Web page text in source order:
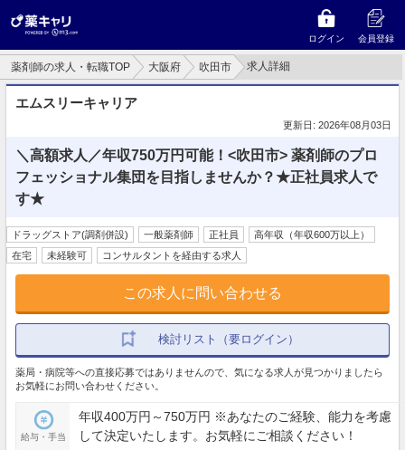
ログイン 会員登録
薬剤師の求人・転職TOP 大阪府 吹田市 求人詳細
エムスリーキャリア
更新日: 2026年08月03日
＼高額求人／年収750万円可能！<吹田市> 薬剤師のプロ
フェッショナル集団を目指しませんか？★正社員求人で
す★
ドラッグストア(調剤併設) 一般薬剤師 正社員
高年収（年収600万以上）
在宅
未経験可 コンサルタントを経由する求人
この求人に問い合わせる
検討リスト（要ログイン）
薬局・病院等への直接応募ではありませんので、気になる求人が見つかりましたら
お気軽にお問い合わせください。
給与・手当
年収400万円～750万円 ※あなたのご経験、能力を考慮
して決定いたします。お気軽にご相談ください！